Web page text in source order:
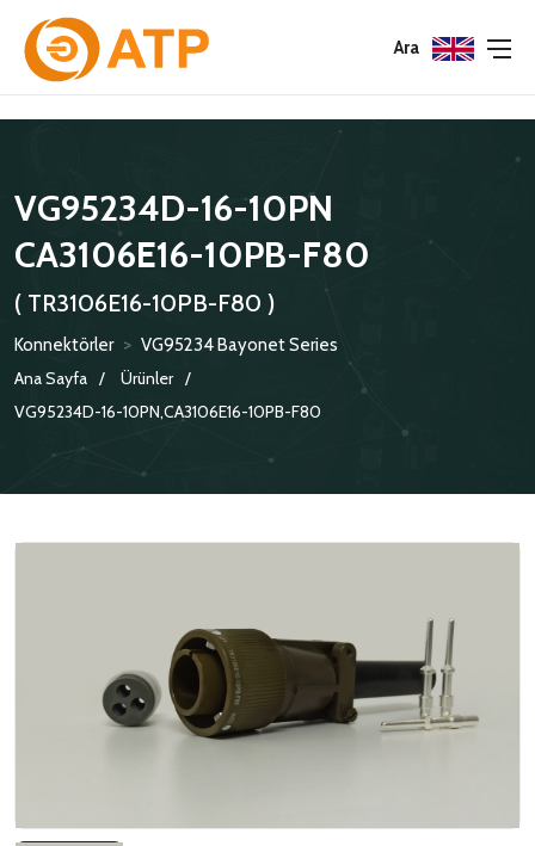
Ara
VG95234D-16-10PN
CA3106E16-10PB-F80
( TR3106E16-10PB-F80 )
Konnektörler > VG95234 Bayonet Series
Ana Sayfa
Ürünler
VG95234D-16-10PN,CA3106E16-10PB-F80
Menu
KATALOGLAR
SERTIFIKALAR
POLITIKALARIMIZ
Menu
ÇEVRE YÖNETIM POLITIKASI
BILGI GÜVENLIĞI POLITIKASI
Menu
KONNEKTÖRLER
ADAPTÖRLER
KORUMA KAPAKLARI
KRIMP KONTAKLAR
TERMINATION BAND